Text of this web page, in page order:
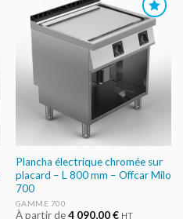
AJOUTER
AU DEVIS
Plancha électrique chromée sur
placard – L 800 mm – Offcar Milo
700
GAMME 700
À partir de4 090,00€ HT